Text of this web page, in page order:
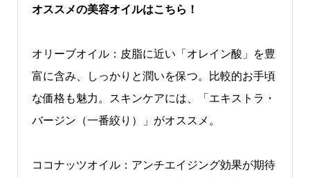
オススメの美容オイルはこちら！
オリーブオイル：皮脂に近い「オレイン酸」を豊
富に含み、しっかりと潤いを保つ。比較的お手頃
な価格も魅力。スキンケアには、「エキストラ・
バージン（一番絞り）」がオススメ。
ココナッツオイル：アンチエイジング効果が期待